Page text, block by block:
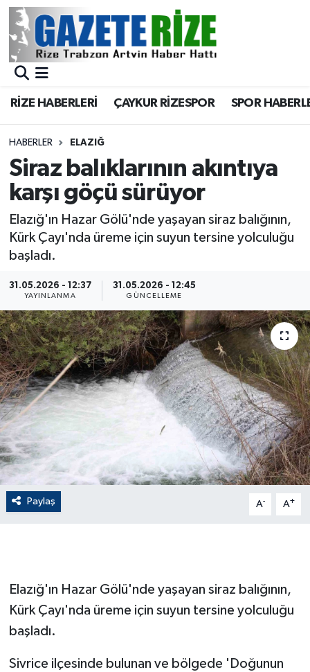
RİZE HABERLERİ ÇAYKUR RİZESPOR SPOR
HABERLER ELAZIĞ
Siraz balıklarının akıntıya
karşı göçü sürüyor
Elazığ'ın Hazar Gölü'nde yaşayan siraz balığının,
Kürk Çayı'nda üreme için suyun tersine yolculuğu
başladı.
31.05.2026 - 12:37
YAYINLANMA
31.05.2026 - 12:45
GÜNCELLEME
Paylaş A- A+
Elazığ'ın Hazar Gölü'nde yaşayan siraz balığının,
Kürk Çayı'nda üreme için suyun tersine yolculuğu
başladı.
Sivrice ilçesinde bulunan ve bölgede 'Doğunun
BÖLGEMİZ
Asayiş
Rize Jandarma Komutanlığı
Bilim Teknoloji
Bölge
Canlı Maç
ÇEVRE
Dış Haberler
Dünya
EĞİTİM
EKONOMİ
English News
Flaş Haber
Gayrimenkul
Merkez Nöbetçi Eczaneler
Merkez Trafik Yoğunluk Haritası
Süper Lig Puan Durumu ve Fikstür
Tüm Manşetler
Son Dakika Haberleri